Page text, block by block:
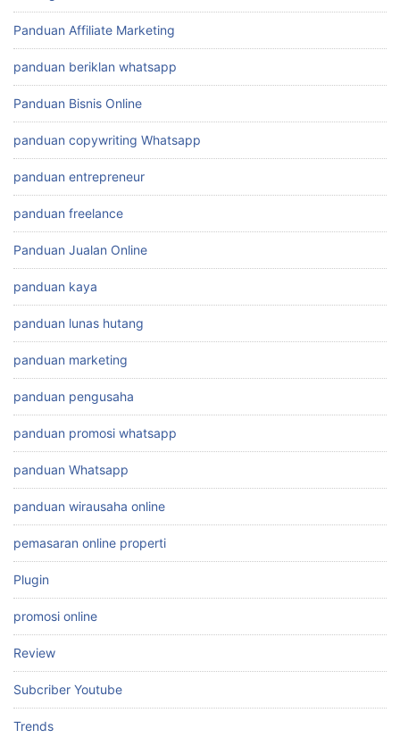
Panduan Affiliate Marketing
panduan beriklan whatsapp
Panduan Bisnis Online
panduan copywriting Whatsapp
panduan entrepreneur
panduan freelance
Panduan Jualan Online
panduan kaya
panduan lunas hutang
panduan marketing
panduan pengusaha
panduan promosi whatsapp
panduan Whatsapp
panduan wirausaha online
pemasaran online properti
Plugin
promosi online
Review
Subcriber Youtube
Trends